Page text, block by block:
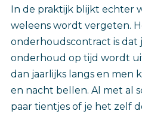
In de praktijk blijkt echter
weleens wordt vergeten.
onderhoudscontract is dat
onderhoud op tijd wordt
dan jaarlijks langs en men
en nacht bellen. Al met al
paar tientjes of je het zelf